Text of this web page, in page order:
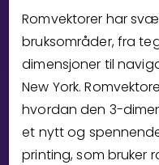
Vis mer
SPILL
Gangetabellen
Junior Matte
Romvektorer har
bruksområder, fra
dimensjoner til
New York.
hvordan den 3-
et nytt og
printing, som bruker